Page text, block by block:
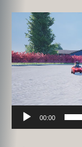
Lecteur
vidéo
00:00